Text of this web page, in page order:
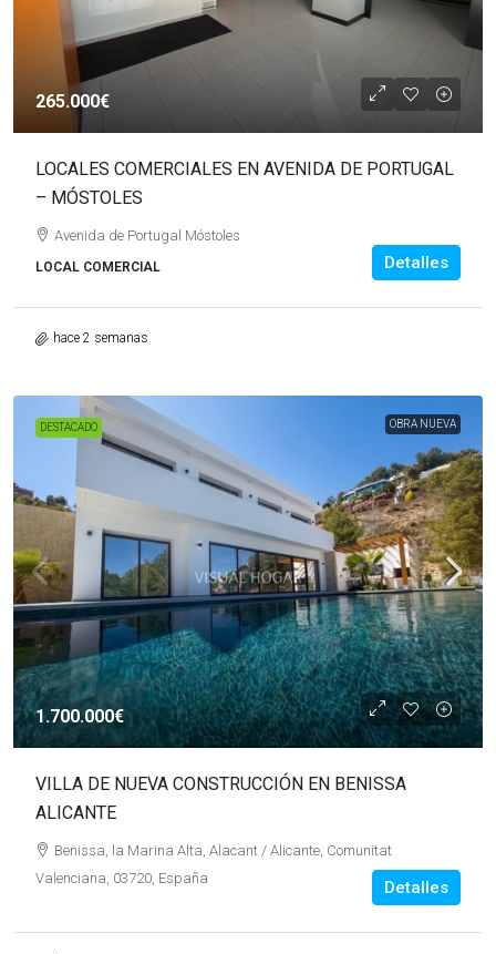
265.000€
LOCALES COMERCIALES EN AVENIDA DE PORTUGAL
– MÓSTOLES
Avenida de Portugal Móstoles
LOCAL COMERCIAL Detalles
hace 2 semanas
DESTACADO OBRA NUEVA
1.700.000€
VILLA DE NUEVA CONSTRUCCIÓN EN BENISSA
ALICANTE
Benissa, la Marina Alta, Alacant / Alicante, Comunitat
Valenciana, 03720, España
Detalles